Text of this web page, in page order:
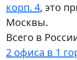
корп. 4, это
Москвы.
Всего в
2 офиса в 1